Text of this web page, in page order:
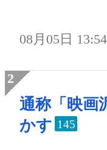
08月05日 13:54
通称「映画
かす 145